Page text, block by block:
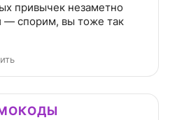
привычек незаметно
— спорим, вы тоже так